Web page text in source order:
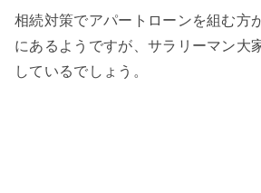
相続対策でアパートローンを組む方
にあるようですが、サラリーマン大
しているでしょう。